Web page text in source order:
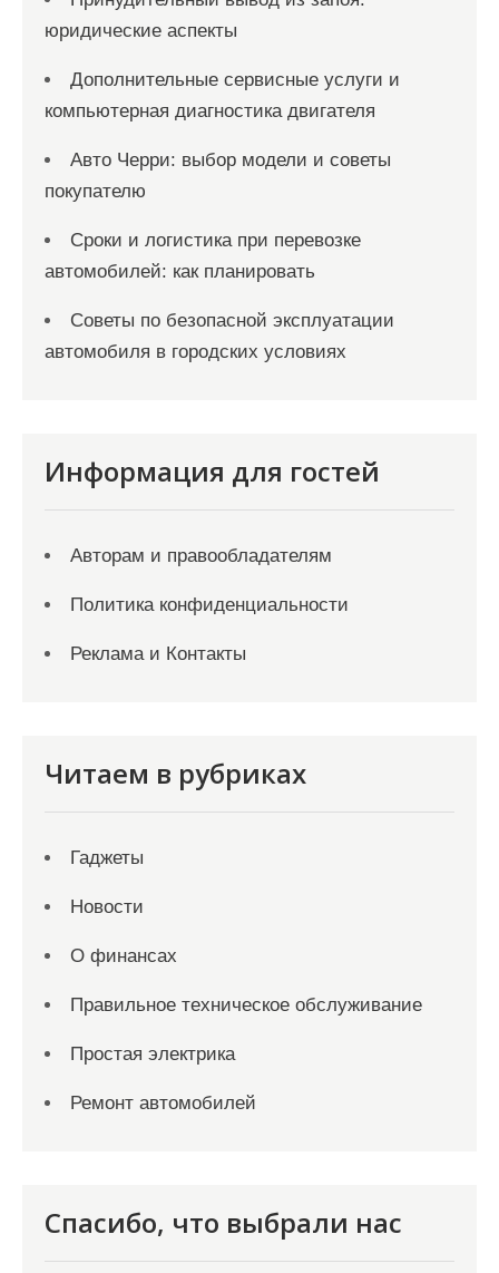
юридические аспекты
Дополнительные сервисные услуги и
компьютерная диагностика двигателя
Авто Черри: выбор модели и советы
покупателю
Сроки и логистика при перевозке
автомобилей: как планировать
Советы по безопасной эксплуатации
автомобиля в городских условиях
Информация для гостей
Авторам и правообладателям
Политика конфиденциальности
Реклама и Контакты
Читаем в рубриках
Гаджеты
Новости
О финансах
Правильное техническое обслуживание
Простая электрика
Ремонт автомобилей
Спасибо, что выбрали нас